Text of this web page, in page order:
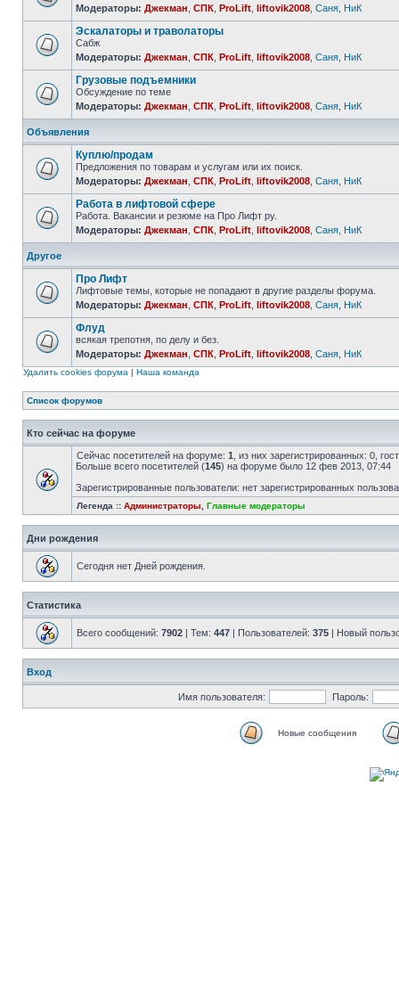
Модераторы: Джекман СПК ProLift liftovik2008 Саня НиК
Эскалаторы и траволаторы
Сабж
Модераторы: Джекман СПК ProLift liftovik2008 Саня НиК
Грузовые подъемники
Обсуждение по теме
Модераторы: Джекман СПК ProLift liftovik2008 Саня НиК
Объявления
Куплю/продам
Предложения по товарам и услугам или их поиск.
Модераторы: Джекман СПК ProLift liftovik2008 Саня НиК
Работа в лифтовой сфере
Работа. Вакансии и резюме на Про Лифт ру.
Модераторы: Джекман СПК ProLift liftovik2008 Саня НиК
Другое
Про Лифт
Лифтовые темы, которые не попадают в другие разделы форума.
Модераторы: Джекман СПК ProLift liftovik2008 Саня НиК
Флуд
всякая трепотня, по делу и без.
Модераторы: Джекман СПК ProLift liftovik2008 Саня НиК
Удалить cookies форума | Наша команда
Список форумов
Кто сейчас на форуме
Сейчас посетителей на форуме: 1 , из них зарегистрированных: 0,
Больше всего посетителей (145) на форуме было 12 фев 2013, 07:44
Зарегистрированные пользователи: нет зарегистрированных
Легенда :: Администраторы Главные модераторы
Дни рождения
Сегодня нет Дней рождения.
Статистика
Всего сообщений: 7902 | Тем: 447 | Пользователей: 375 | Новый
Вход
Имя пользователя: Пароль:
Новые сообщения